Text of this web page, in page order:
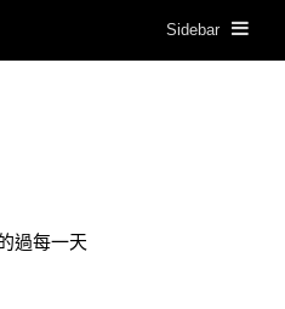
Sidebar
快樂的過每一天